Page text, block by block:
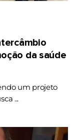
da saúde
um projeto
...